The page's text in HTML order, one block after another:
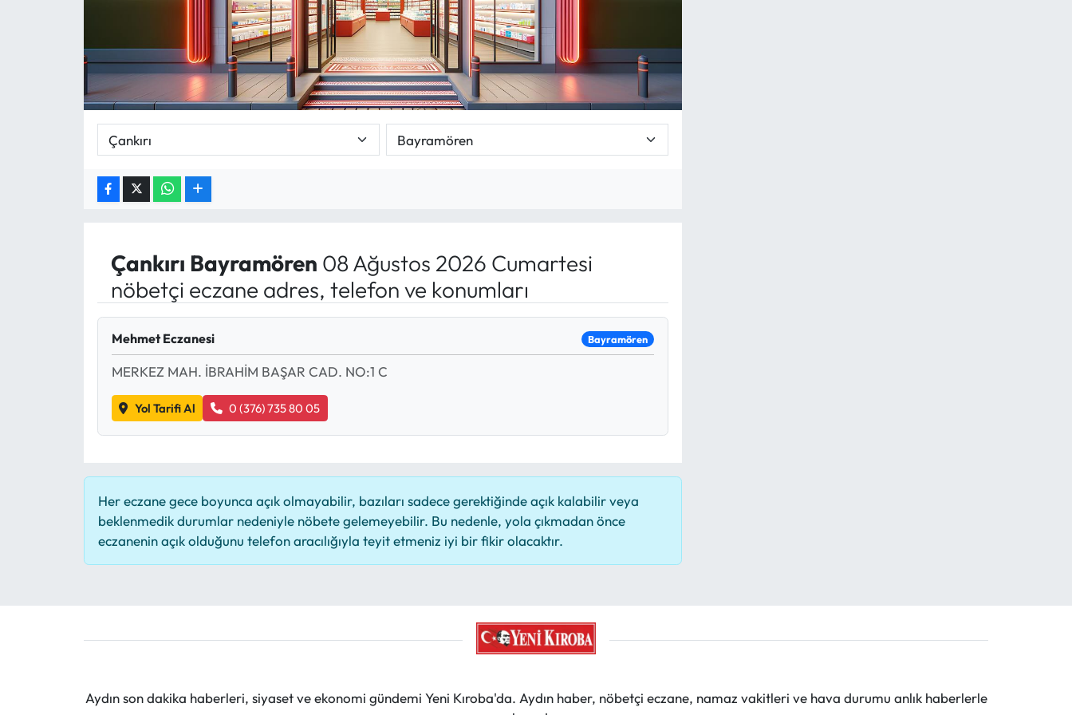
Çankırı Bayramören 08 Ağustos 2026 Cumartesi
nöbetçi eczane adres, telefon ve konumları
Mehmet Eczanesi Bayramören
MERKEZ MAH. İBRAHİM BAŞAR CAD. NO:1 C
Yol Tarifi Al 0 (376) 735 80 05
Her eczane gece boyunca açık olmayabilir, bazıları sadece gerektiğinde açık kalabilir veya
beklenmedik durumlar nedeniyle nöbete gelemeyebilir. Bu nedenle, yola çıkmadan önce
eczanenin açık olduğunu telefon aracılığıyla teyit etmeniz iyi bir fikir olacaktır.
Aydın son dakika haberleri, siyaset ve ekonomi gündemi Yeni Kıroba'da. Aydın haber, nöbetçi eczane, namaz vakitleri ve hava durumu anlık haberlerle
SAĞLIK
SİYASET
RESMİ İLANLAR
HABER İLAN